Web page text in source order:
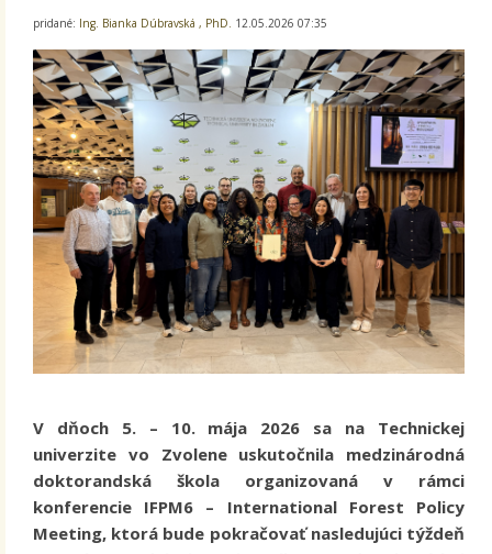
pridané: Ing. Bianka Dúbravská , PhD. 12.05.2026 07:35
V dňoch 5. – 10. mája 2026 sa na Technickej
univerzite vo Zvolene uskutočnila medzinárodná
doktorandská škola organizovaná v rámci
konferencie IFPM6 – International Forest Policy
Meeting, ktorá bude pokračovať nasledujúci týždeň